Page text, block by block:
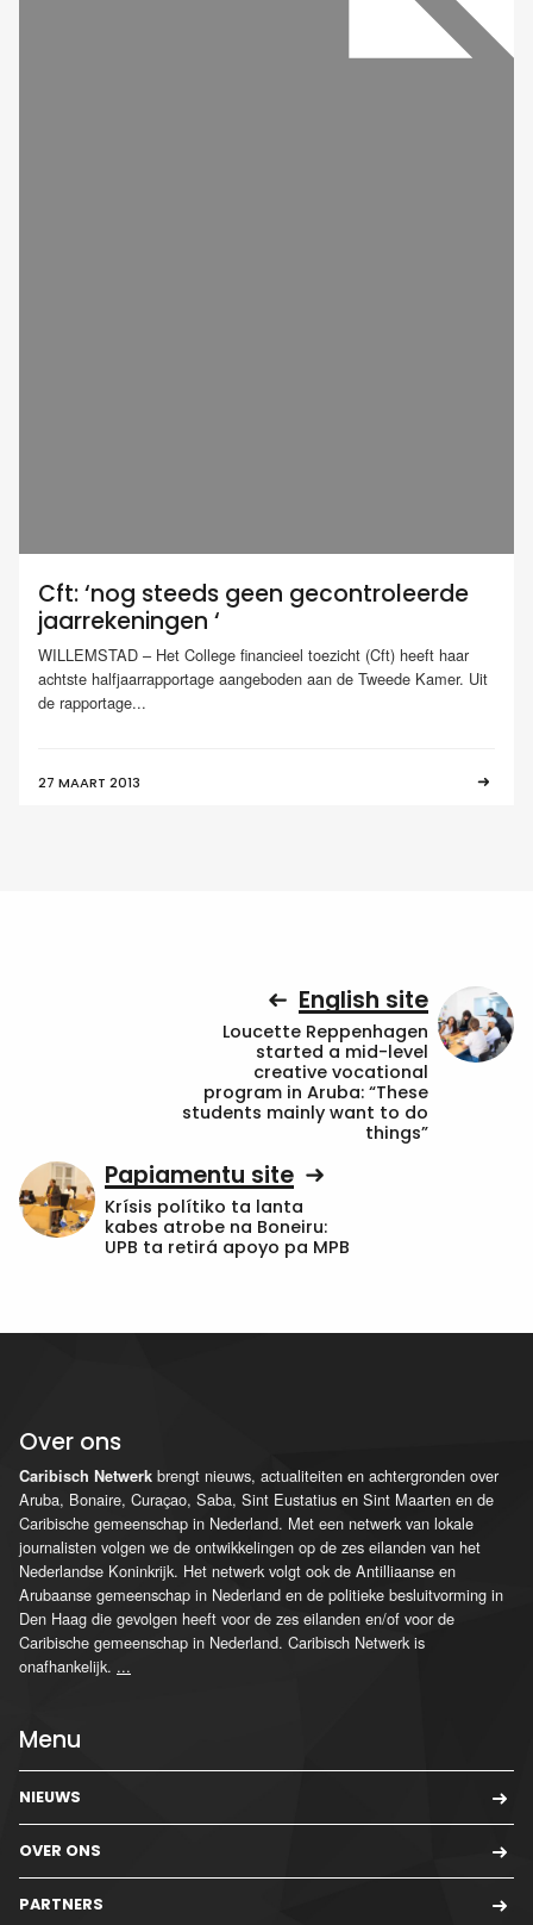
Cft: ‘nog steeds geen gecontroleerde
jaarrekeningen ‘
WILLEMSTAD – Het College financieel toezicht (Cft) heeft haar
achtste halfjaarrapportage aangeboden aan de Tweede Kamer. Uit
de rapportage...
27 MAART 2013
English site
Loucette Reppenhagen
started a mid-level
creative vocational
program in Aruba: “These
students mainly want to do
things”
Papiamentu site
Krísis polítiko ta lanta
kabes atrobe na Boneiru:
UPB ta retirá apoyo pa MPB
Over ons
Caribisch Netwerk brengt nieuws, actualiteiten en achtergronden over
Aruba, Bonaire, Curaçao, Saba, Sint Eustatius en Sint Maarten en de
Caribische gemeenschap in Nederland. Met een netwerk van lokale
journalisten volgen we de ontwikkelingen op de zes eilanden van het
Nederlandse Koninkrijk. Het netwerk volgt ook de Antilliaanse en
Arubaanse gemeenschap in Nederland en de politieke besluitvorming in
Den Haag die gevolgen heeft voor de zes eilanden en/of voor de
Caribische gemeenschap in Nederland. Caribisch Netwerk is
onafhankelijk. ...
Menu
NIEUWS
OVER ONS
PARTNERS